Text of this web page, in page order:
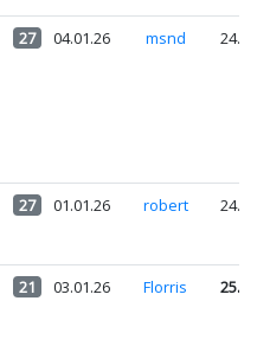
27 04.01.26 msnd
27 01.01.26 robert
21 03.01.26 Florris